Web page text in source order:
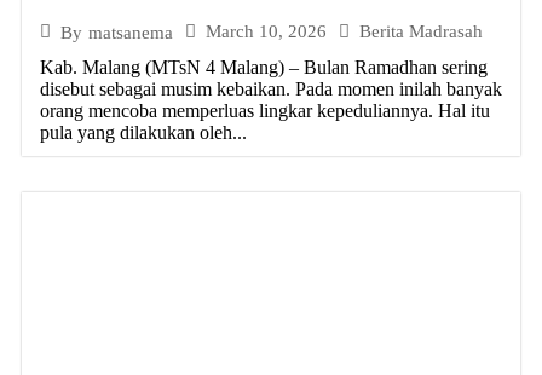
By matsanema March 10, 2026 Berita Madrasah
Kab. Malang (MTsN 4 Malang) – Bulan Ramadhan sering
disebut sebagai musim kebaikan. Pada momen inilah banyak
orang mencoba memperluas lingkar kepeduliannya. Hal itu
pula yang dilakukan oleh...